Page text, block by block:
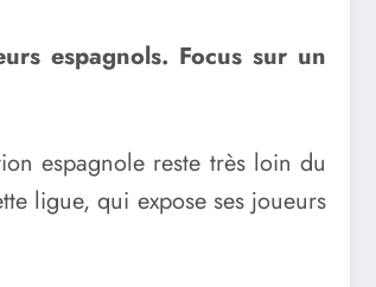
espagnols. Focus sur un
espagnole reste très loin du
ligue, qui expose ses joueurs